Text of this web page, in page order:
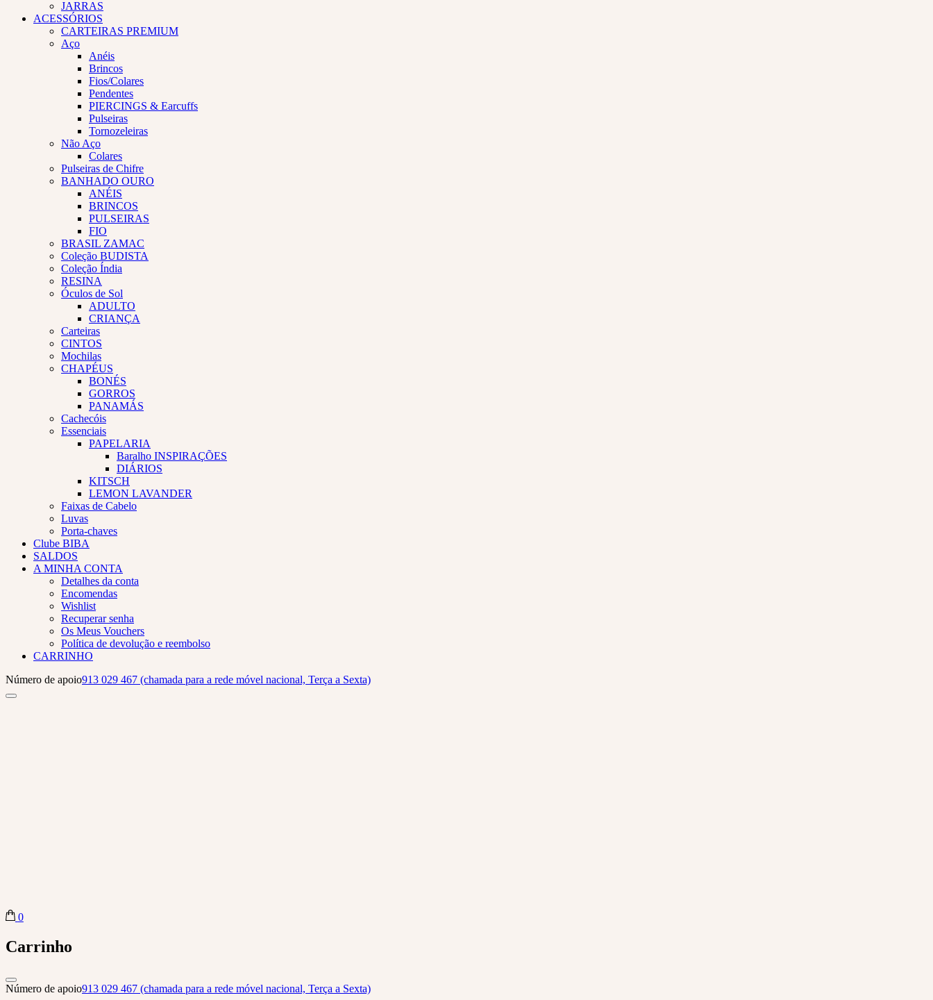
JARRAS
ACESSÓRIOS
CARTEIRAS PREMIUM
Aço
Anéis
Brincos
Fios/Colares
Pendentes
PIERCINGS & Earcuffs
Pulseiras
Tornozeleiras
Não Aço
Colares
Pulseiras de Chifre
BANHADO OURO
ANÉIS
BRINCOS
PULSEIRAS
FIO
BRASIL ZAMAC
Coleção BUDISTA
Coleção Índia
RESINA
Óculos de Sol
ADULTO
CRIANÇA
Carteiras
CINTOS
Mochilas
CHAPÉUS
BONÉS
GORROS
PANAMÁS
Cachecóis
Essenciais
PAPELARIA
Baralho INSPIRAÇÕES
DIÁRIOS
KITSCH
LEMON LAVANDER
Faixas de Cabelo
Luvas
Porta-chaves
Clube BIBA
SALDOS
A MINHA CONTA
Detalhes da conta
Encomendas
Wishlist
Recuperar senha
Os Meus Vouchers
Política de devolução e reembolso
CARRINHO
Número de apoio913 029 467 (chamada para a rede móvel nacional, Terça a Sexta)
Biba Concept Store
0
Carrinho
Número de apoio913 029 467 (chamada para a rede móvel nacional, Terça a Sexta)